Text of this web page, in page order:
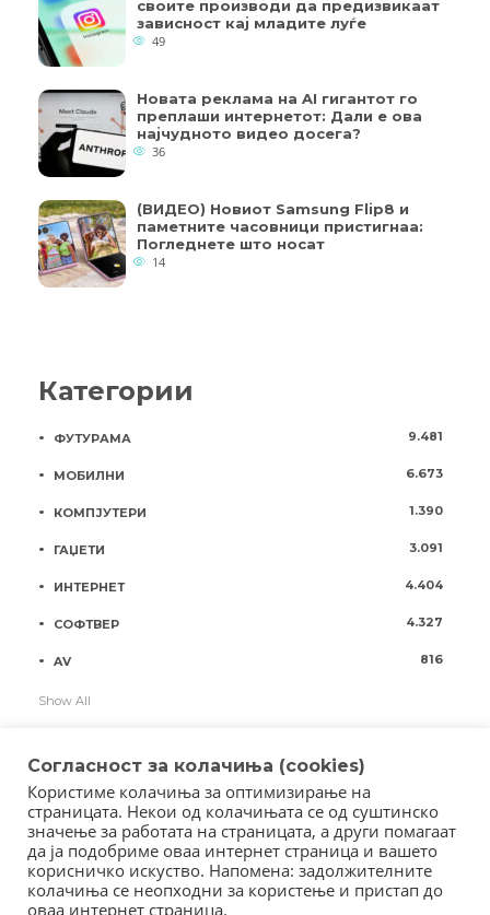
своите производи да предизвикаат
зависност кај младите луѓе
49
Новата реклама на AI гигантот го
преплаши интернетот: Дали е ова
најчудното видео досега?
36
(ВИДЕО) Новиот Samsung Flip8 и
паметните часовници пристигнаа:
Погледнете што носат
14
Категории
ФУТУРАМА 9.481
МОБИЛНИ 6.673
КОМПЈУТЕРИ 1.390
ГАЏЕТИ 3.091
ИНТЕРНЕТ 4.404
СОФТВЕР 4.327
AV 816
Show All
Согласност за колачиња (cookies)
Користиме колачиња за оптимизирање на
страницата. Некои од колачињата се од суштинско
значење за работата на страницата, а други помагаат
да ја подобриме оваа интернет страница и вашето
корисничко искуство. Напомена: задолжителните
колачиња се неопходни за користење и пристап до
оваа интернет страница.